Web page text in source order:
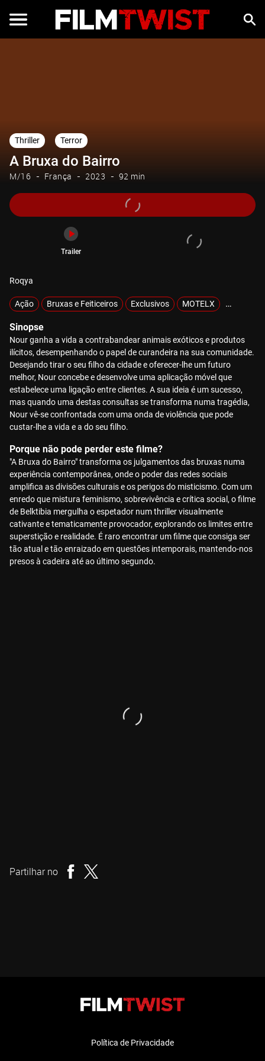
Thriller Terror
A Bruxa do Bairro
M/16 França 2023 92 min
Trailer
Roqya
Ação Bruxas e Feiticeiros Exclusivos MOTELX
Sinopse
Nour ganha a vida a contrabandear animais exóticos e produtos
ilícitos, desempenhando o papel de curandeira na sua comunidade.
Desejando tirar o seu filho da cidade e oferecer-lhe um futuro
melhor, Nour concebe e desenvolve uma aplicação móvel que
estabelece uma ligação entre clientes. A sua ideia é um sucesso,
mas quando uma destas consultas se transforma numa tragédia,
Nour vê-se confrontada com uma onda de violência que pode
custar-lhe a vida e a do seu filho.
Porque não pode perder este filme?
"A Bruxa do Bairro" transforma os julgamentos das bruxas numa
experiência contemporânea, onde o poder das redes sociais
amplifica as divisões culturais e os perigos do misticismo. Com um
enredo que mistura feminismo, sobrevivência e crítica social, o filme
de Belktibia mergulha o espetador num thriller visualmente
cativante e tematicamente provocador, explorando os limites entre
superstição e realidade. É raro encontrar um filme que consiga ser
tão atual e tão enraizado em questões intemporais, mantendo-nos
presos à cadeira até ao último segundo.
Partilhar no
Política de Privacidade